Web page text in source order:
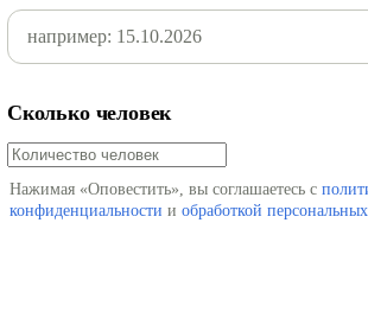
Сколько человек
Нажимая «Оповестить», вы соглашаетесь с
конфиденциальности и обработкой